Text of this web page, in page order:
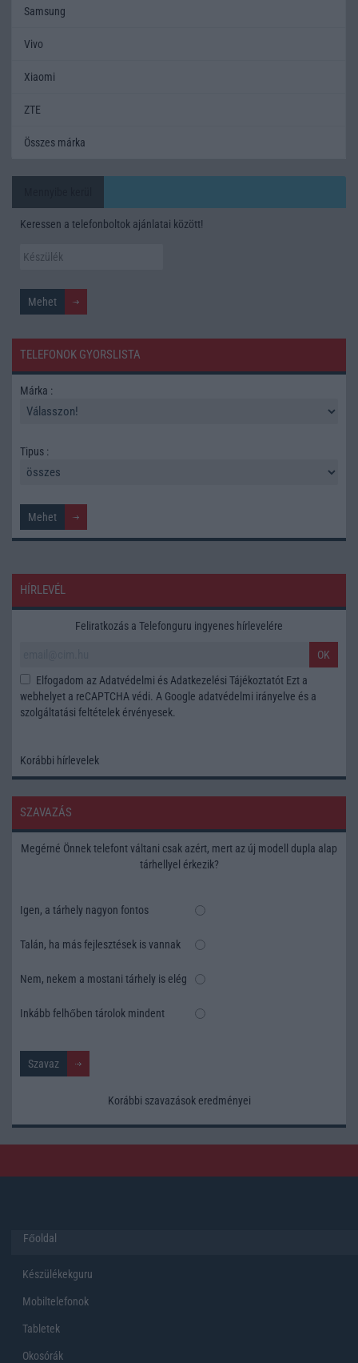
Samsung
Vivo
Xiaomi
ZTE
Összes márka
Keressen a telefonboltok ajánlatai között!
TELEFONOK GYORSLISTA
Márka :
Tipus :
HÍRLEVÉL
Feliratkozás a Telefonguru ingyenes hírlevelére
OK
Elfogadom az Adatvédelmi és Adatkezelési Tájékoztatót Ezt a
webhelyet a reCAPTCHA védi. A Google adatvédelmi irányelve és a
szolgáltatási feltételek érvényesek.
Korábbi hírlevelek
SZAVAZÁS
Megérné Önnek telefont váltani csak azért, mert az új modell dupla alap
tárhellyel érkezik?
Igen, a tárhely nagyon fontos
Talán, ha más fejlesztések is vannak
Nem, nekem a mostani tárhely is elég
Inkább felhőben tárolok mindent
Korábbi szavazások eredményei
Főoldal
Készülékekguru
Mobiltelefonok
Tabletek
Okosórák